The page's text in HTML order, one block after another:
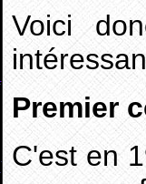
Voici
Premier
C'est en